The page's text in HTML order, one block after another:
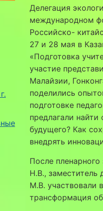
Делегация
международном
Российско-
27 и 28 мая в
«Подготовка
участие
Малайзии,
поделились
подготовке
предлагали
будущего? Как
внедрять
⁣После пленарного
Н.В.,
М.В. участвовали
трансформация